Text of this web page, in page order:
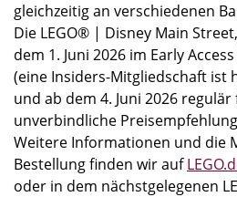
gleichzeitig an verschiedenen
Die LEGO® | Disney Main
dem 1. Juni 2026 im Early
(eine Insiders-Mitgliedschaft ist
und ab dem 4. Juni 2026
unverbindliche
Weitere Informationen und die
Bestellung finden wir auf
oder in dem nächstgelegenen